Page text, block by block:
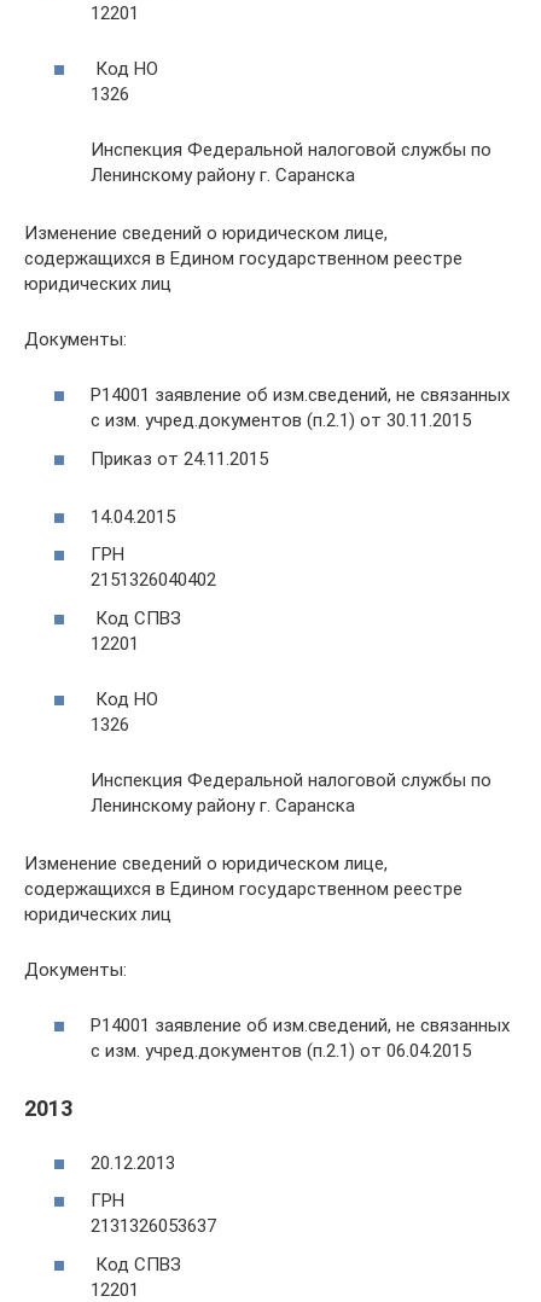
12201
Код НО
1326
Инспекция Федеральной налоговой службы по
Ленинскому району г. Саранска
Изменение сведений о юридическом лице,
содержащихся в Едином государственном реестре
юридических лиц
Документы:
Р14001 заявление об изм.сведений, не связанных
с изм. учред.документов (п.2.1) от 30.11.2015
Приказ от 24.11.2015
14.04.2015
ГРН
2151326040402
Код СПВЗ
12201
Код НО
1326
Инспекция Федеральной налоговой службы по
Ленинскому району г. Саранска
Изменение сведений о юридическом лице,
содержащихся в Едином государственном реестре
юридических лиц
Документы:
Р14001 заявление об изм.сведений, не связанных
с изм. учред.документов (п.2.1) от 06.04.2015
2013
20.12.2013
ГРН
2131326053637
Код СПВЗ
12201